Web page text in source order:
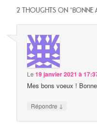
2 THOUGHTS ON “BONNE
Le19 janvier 2021 à
Mes bons voeux !
Répondre ↓